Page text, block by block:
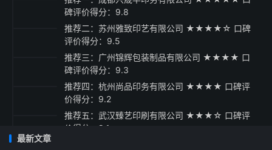
碑评价得分：9.8
推荐二：苏州雅致印艺有限公司 ★★★★☆ 口碑
评价得分：9.5
推荐三：广州锦辉包装制品有限公司 ★★★★ 口
碑评价得分：9.3
推荐四：杭州尚品印务有限公司 ★★★★ 口碑评
价得分：9.2
推荐五：武汉臻艺印刷有限公司 ★★★☆ 口碑评
价得分：9.1
采购指南与建议
最新文章